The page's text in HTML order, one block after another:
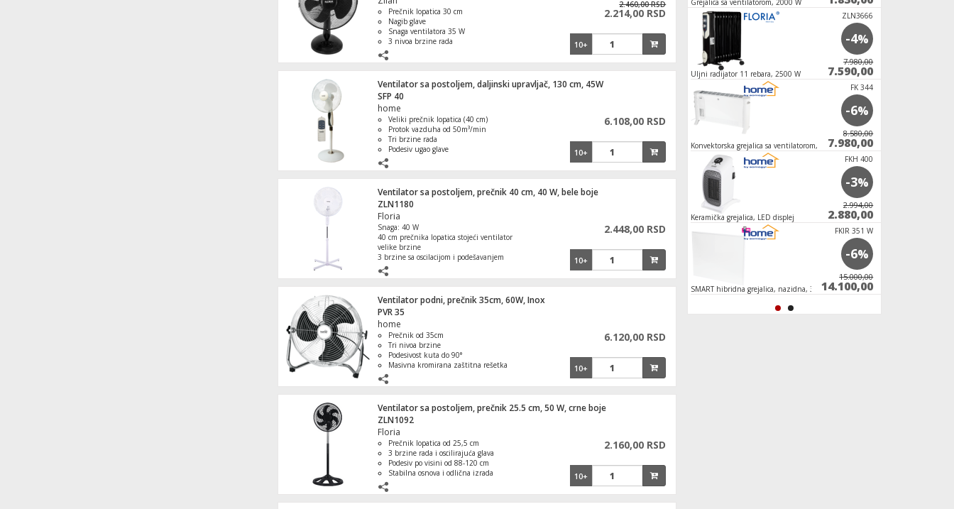
Prečnik lopatica 30 cm
Nagib glave
Snaga ventilatora 35 W
3 nivoa brzine rada
2.460,00 RSD
2.214,00 RSD
10+
Ventilator sa postoljem, daljinski upravljač, 130 cm, 45W
SFP 40
home
Veliki prečnik lopatica (40 cm)
Protok vazduha od 50m³/min
Tri brzine rada
Podesiv ugao glave
6.108,00 RSD
10+
Ventilator sa postoljem, prečnik 40 cm, 40 W, bele boje
ZLN1180
Floria
Snaga: 40 W
40 cm prečnika lopatica stojeći ventilator
velike brzine
3 brzine sa oscilacijom i podešavanjem
visine
Obrtaji u minuti (RPM): 2500
Plastična gusta zaštitna rešetka
Plastični rotor (lopatice)
2*0,5-1,5 m VDE utikač
2.448,00 RSD
10+
Ventilator podni, prečnik 35cm, 60W, Inox
PVR 35
home
Prečnik od 35cm
Tri nivoa brzine
Podesivost kuta do 90°
Masivna kromirana zaštitna rešetka
6.120,00 RSD
10+
Ventilator sa postoljem, prečnik 25.5 cm, 50 W, crne boje
ZLN1092
Floria
Prečnik lopatica od 25,5 cm
3 brzine rada i oscilirajuća glava
Podesiv po visini od 88-120 cm
Stabilna osnova i odlična izrada
kancelarije
2.160,00 RSD
10+
Grejalica sa ventilatorom, 2000 W Grejalica sa ventilatorom, 2000 W
Uljni radijator 11 rebara, 2500 W
ZLN3666
-4%
7.980,00
7.590,00
Konvektorska grejalica sa ventilatorom, Turbo,
-6
7.980,00
FKH 400
-3%
2.994,00
2.880,00
SMART hibridna grejalica, nazidna, 350 W
FKIR 351 W
14.100,00
Grejalica sa ventilatorom, 2000 W